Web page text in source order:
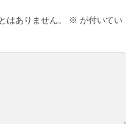
はありません。 ※ が付いてい